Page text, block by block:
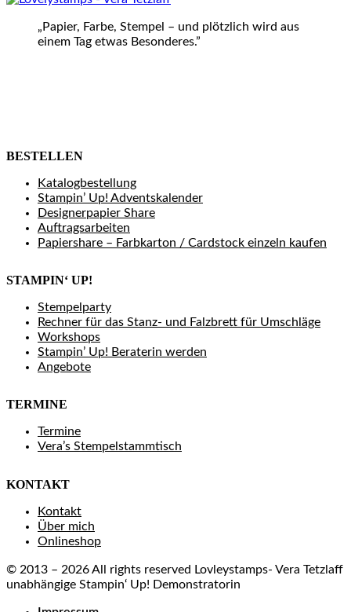
„Papier, Farbe, Stempel – und plötzlich wird aus
einem Tag etwas Besonderes.”
BESTELLEN
Katalogbestellung
Stampin’ Up! Adventskalender
Designerpapier Share
Auftragsarbeiten
Papiershare – Farbkarton / Cardstock einzeln kaufen
STAMPIN‘ UP!
Stempelparty
Rechner für das Stanz- und Falzbrett für Umschläge
Workshops
Stampin’ Up! Beraterin werden
Angebote
TERMINE
Termine
Vera’s Stempelstammtisch
KONTAKT
Kontakt
Über mich
Onlineshop
© 2013 – 2026 All rights reserved Lovleystamps- Vera Tetzlaff
unabhängige Stampin‘ Up! Demonstratorin